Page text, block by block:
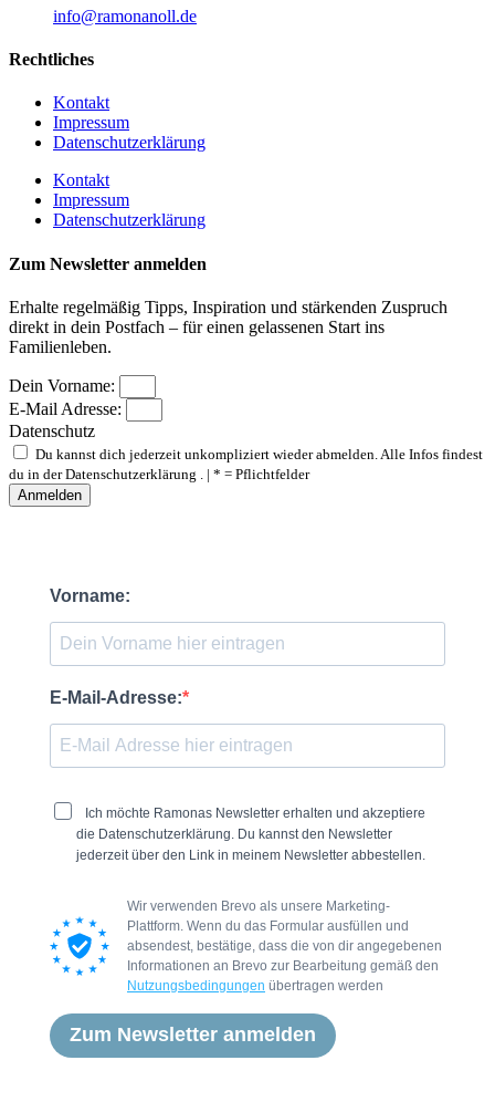
info@ramonanoll.de
Rechtliches
Kontakt
Impressum
Datenschutzerklärung
Kontakt
Impressum
Datenschutzerklärung
Zum Newsletter anmelden
Erhalte regelmäßig Tipps, Inspiration und stärkenden Zuspruch
direkt in dein Postfach – für einen gelassenen Start ins
Familienleben.
Dein Vorname:
E-Mail Adresse:
Datenschutz
Du kannst dich jederzeit unkompliziert wieder abmelden. Alle Infos findest
du in der Datenschutzerklärung . | * = Pflichtfelder
Anmelden
Vorname:
E-Mail-Adresse:
Ich möchte Ramonas Newsletter erhalten und akzeptiere
die Datenschutzerklärung. Du kannst den Newsletter
jederzeit über den Link in meinem Newsletter abbestellen.
Wir verwenden Brevo als unsere Marketing-
Plattform. Wenn du das Formular ausfüllen und
absendest, bestätige, dass die von dir angegebenen
Informationen an Brevo zur Bearbeitung gemäß den
Nutzungsbedingungen übertragen werden
Zum Newsletter anmelden